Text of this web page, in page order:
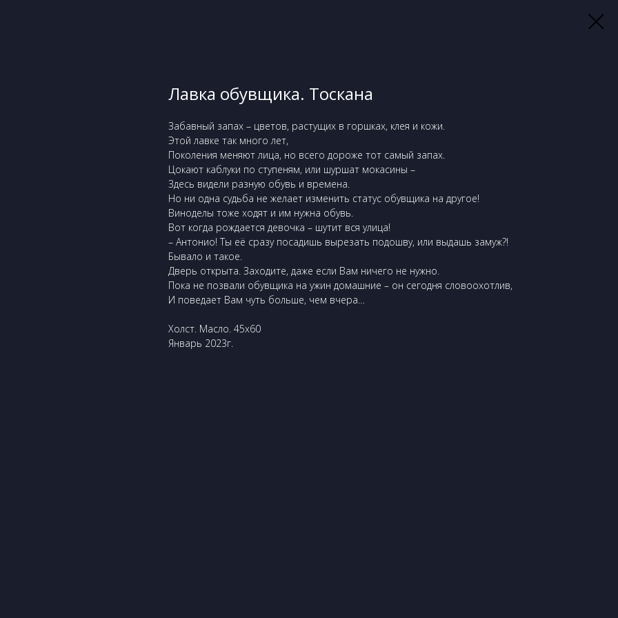
Лавка обувщика. Тоскана
Забавный запах – цветов, растущих в горшках, клея и кожи.
Этой лавке так много лет,
Поколения меняют лица, но всего дороже тот самый запах.
Цокают каблуки по ступеням, или шуршат мокасины –
Здесь видели разную обувь и времена.
Но ни одна судьба не желает изменить статус обувщика на другое!
Виноделы тоже ходят и им нужна обувь.
Вот когда рождается девочка – шутит вся улица!
– Антонио! Ты её сразу посадишь вырезать подошву, или выдашь замуж?!
Бывало и такое.
Дверь открыта. Заходите, даже если Вам ничего не нужно.
Пока не позвали обувщика на ужин домашние – он сегодня словоохотлив,
И поведает Вам чуть больше, чем вчера…
Холст. Масло. 45х60
Январь 2023г.